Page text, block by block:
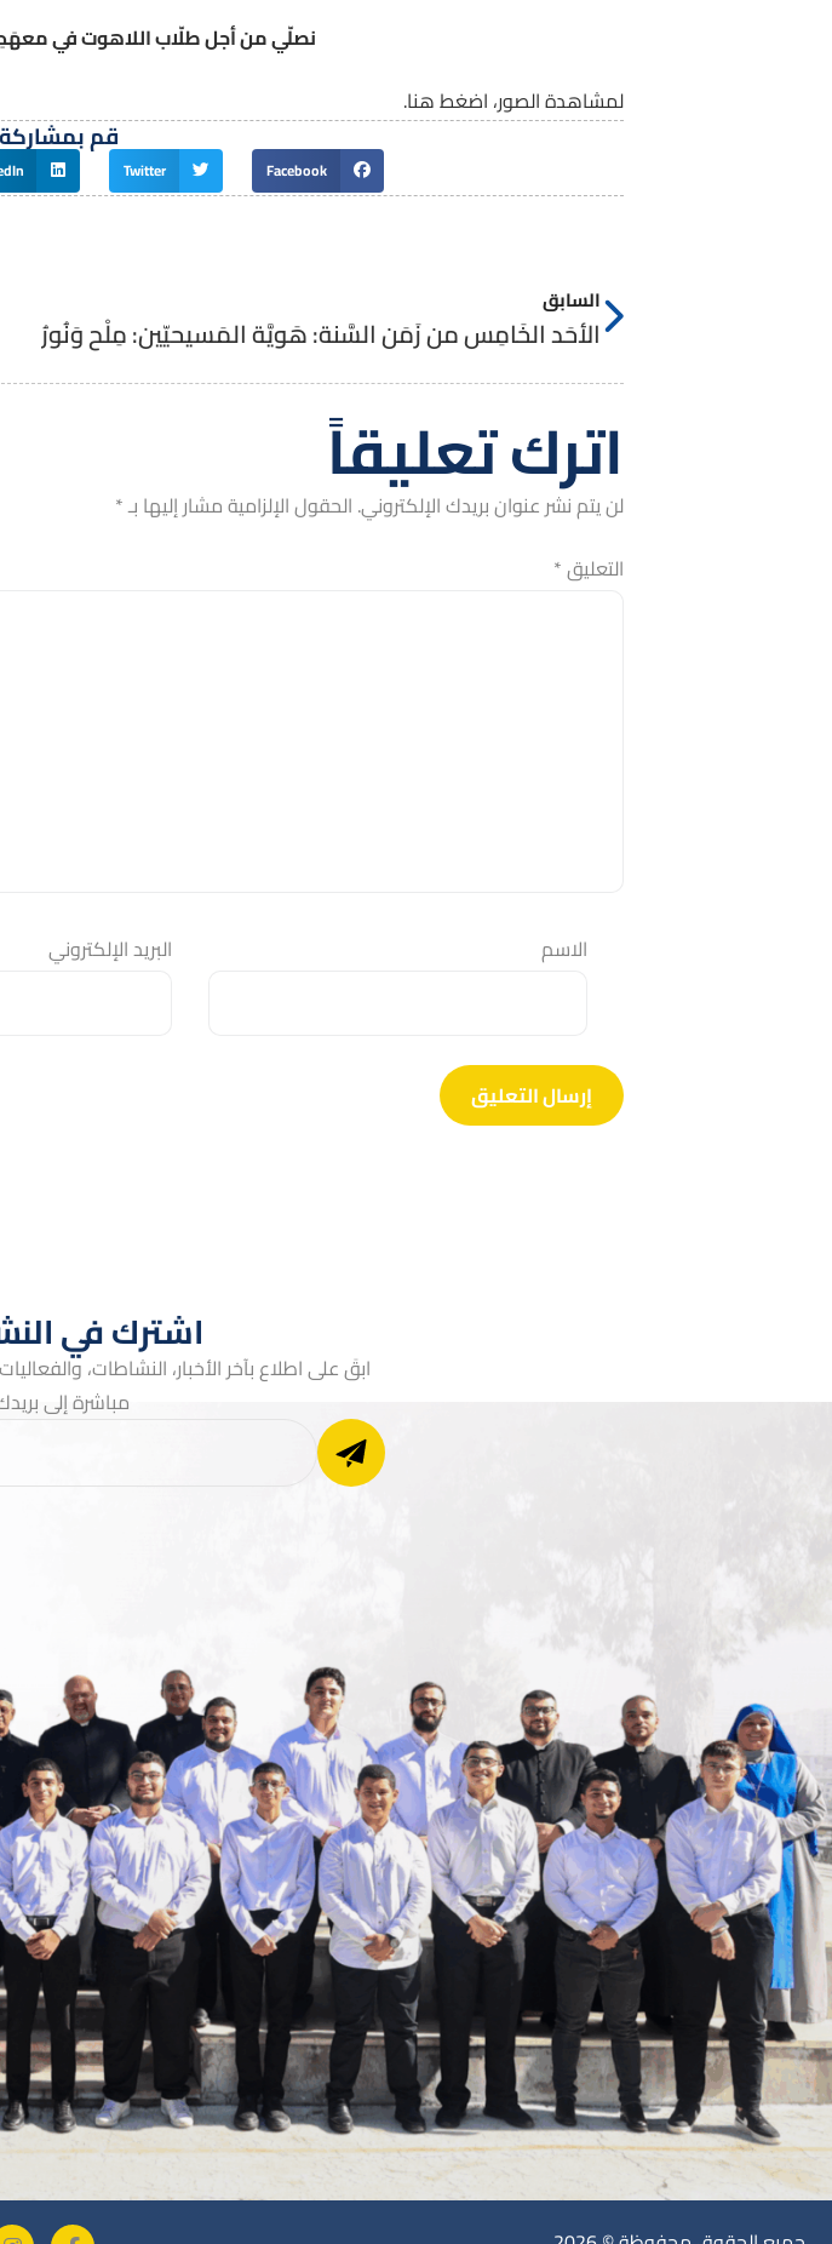
نصلّي من أجل طلّاب اللاهوت في
لمشاهدة الصور، اضغط هنا.
قم
Facebook
Twitter
السابق
الأحَد الخَامِس من زَمَن السَّنة: هَويَّة المَسيحيّين: مِلْح وَنُورُ
اترك تعليقاً
لن يتم نشر عنوان بريدك الإلكتروني. الحقول الإلزامية مشار إليها بـ*
التعليق*
الاسم البريد الإلكتروني
اشترك في
ابقَ على اطلاع بآخر الأخبار، النشاطات،
مباشرة إلى